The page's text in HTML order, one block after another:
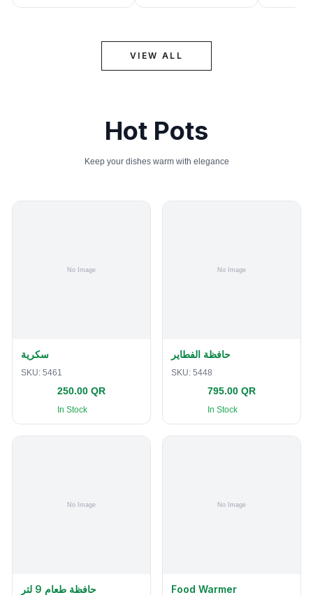
VIEW ALL
Hot Pots
Keep your dishes warm with elegance
سكرية
SKU: 5461
250.00 QR
In Stock
حافظة الفطاير
SKU: 5448
795.00 QR
In Stock
حافظة طعام 9 لتر Food Warmer